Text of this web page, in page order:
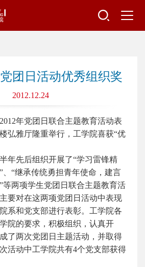
团日活动优秀组织奖
2012.12.24
年党团日联合主题教育活动表
弘雅厅隆重举行，工学院喜获“优
年先后组织开展了“学习雷锋精
、“继承传统勇担青年使命，建言
等两项学生党团日联合主题教育活
要对在这两项党团日活动中表现
系和党支部进行表彰。工学院各
院的要求，积极组织，认真开
了两次党团日主题活动，并取得
活动中工学院共有4个党支部获得